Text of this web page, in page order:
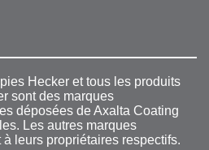
Hecker et tous les produits
sont des marques
déposées de Axalta Coating
Les autres marques
leurs propriétaires respectifs.